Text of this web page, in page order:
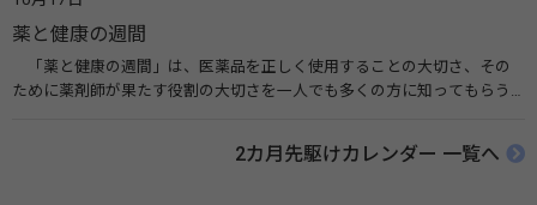
薬と健康の週間
「薬と健康の週間」は、医薬品を正しく使用することの大切さ、その
ために薬剤師が果たす役割の大切さを一人でも多くの方に知ってもらう
伝えたい！薬との付き合い方」（保健指導リソースガイド）
2カ月先駆けカレンダー 一覧へ